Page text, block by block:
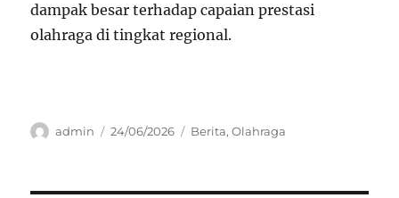
dampak besar terhadap capaian prestasi
olahraga di tingkat regional.
Author
admin
Posted
24/06/2026 Categories
Berita,Olahraga